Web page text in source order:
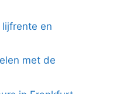
en
met de